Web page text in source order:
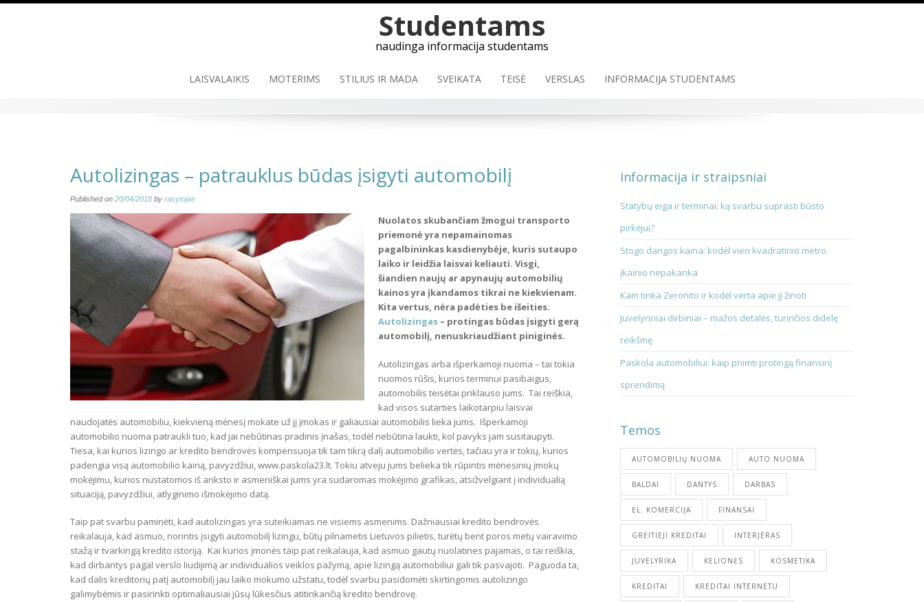
Studentams
naudinga informacija studentams
LAISVALAIKIS MOTERIMS STILIUS IR MADA SVEIKATA TEISĖ VERSLAS INFORMACIJA STUDENTAMS
Autolizingas – patrauklus būdas įsigyti automobilį
Published on 20/04/2018 by rasytojas
Nuolatos skubančiam žmogui transporto
priemonė yra nepamainomas
pagalbininkas kasdienybėje, kuris sutaupo
laiko ir leidžia laisvai keliauti. Visgi,
šiandien naujų ar apynaujų automobilių
kainos yra įkandamos tikrai ne kiekvienam.
Kita vertus, nėra padėties be išeities.
Autolizingas– protingas būdas įsigyti gerą
automobilį, nenuskriaudžiant piniginės.
Autolizingas arba išperkamoji nuoma – tai tokia
nuomos rūšis, kurios terminui pasibaigus,
automobilis teisėtai priklauso jums. Tai reiškia,
kad visos sutarties laikotarpiu laisvai
naudojatės automobiliu, kiekvieną mėnesį mokate už jį įmokas ir galiausiai automobilis lieka jums. Išperkamoji
automobilio nuoma patraukli tuo, kad jai nebūtinas pradinis įnašas, todėl nebūtina laukti, kol pavyks jam susitaupyti.
Tiesa, kai kurios lizingo ar kredito bendrovės kompensuoja tik tam tikrą dalį automobilio vertės, tačiau yra ir tokių, kurios
padengia visą automobilio kainą, pavyzdžiui, www.paskola23.lt. Tokiu atveju jums belieka tik rūpintis mėnesinių įmokų
mokėjimu, kurios nustatomos iš anksto ir asmeniškai jums yra sudaromas mokėjimo grafikas, atsižvelgiant į individualią
situaciją, pavyzdžiui, atlyginimo išmokėjimo datą.
Taip pat svarbu paminėti, kad autolizingas yra suteikiamas ne visiems asmenims. Dažniausiai kredito bendrovės
reikalauja, kad asmuo, norintis įsigyti automobilį lizingu, būtų pilnametis Lietuvos pilietis, turėtų bent poros metų vairavimo
stažą ir tvarkingą kredito istoriją. Kai kurios įmonės taip pat reikalauja, kad asmuo gautų nuolatines pajamas, o tai reiškia,
kad dirbantys pagal verslo liudijimą ar individualios veiklos pažymą, apie lizingą automobiliui gali tik pasvajoti. Paguoda ta,
kad dalis kreditorių patį automobilį jau laiko mokumo užstatu, todėl svarbu pasidomėti skirtingomis autolizingo
galimybėmis ir pasirinkti optimaliausiai jūsų lūkesčius atitinkančią kredito bendrovę.
Informacija ir straipsniai
Statybų eiga ir terminai: ką svarbu suprasti būsto
pirkėjui?
Stogo dangos kaina: kodėl vien kvadratinio metro
įkainio nepakanka
Kam tinka Zeronito ir kodėl verta apie jį žinoti
Juvelyriniai dirbiniai – mažos detalės, turinčios didelę
reikšmę
Paskola automobiliui: kaip priimti protingą finansinį
sprendimą
Temos
AUTOMOBILIŲ NUOMA AUTO NUOMA
BALDAI DANTYS DARBAS
EL. KOMERCIJA FINANSAI
GREITIEJI KREDITAI INTERJERAS
JUVELYRIKA KELIONĖS KOSMETIKA
KREDITAI KREDITAI INTERNETU